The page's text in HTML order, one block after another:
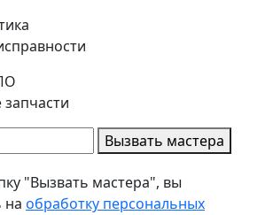
Вызвать мастера
"Вызвать мастера", вы
на обработку персональных